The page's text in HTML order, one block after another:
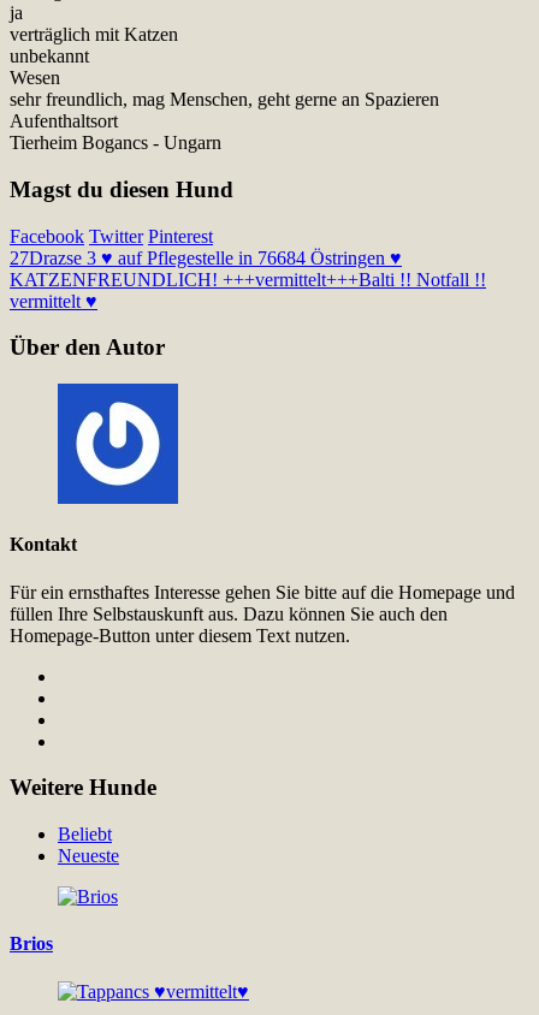
ja
verträglich mit Katzen
unbekannt
Wesen
sehr freundlich, mag Menschen, geht gerne an Spazieren
Aufenthaltsort
Tierheim Bogancs - Ungarn
Magst du diesen Hund
Facebook Twitter Pinterest
27Drazse 3 ♥ auf Pflegestelle in 76684 Östringen ♥
KATZENFREUNDLICH! +++vermittelt+++Balti !! Notfall !!
vermittelt ♥
Über den Autor
Kontakt
Für ein ernsthaftes Interesse gehen Sie bitte auf die Homepage und
füllen Ihre Selbstauskunft aus. Dazu können Sie auch den
Homepage-Button unter diesem Text nutzen.
Weitere Hunde
Beliebt
Neueste
Brios